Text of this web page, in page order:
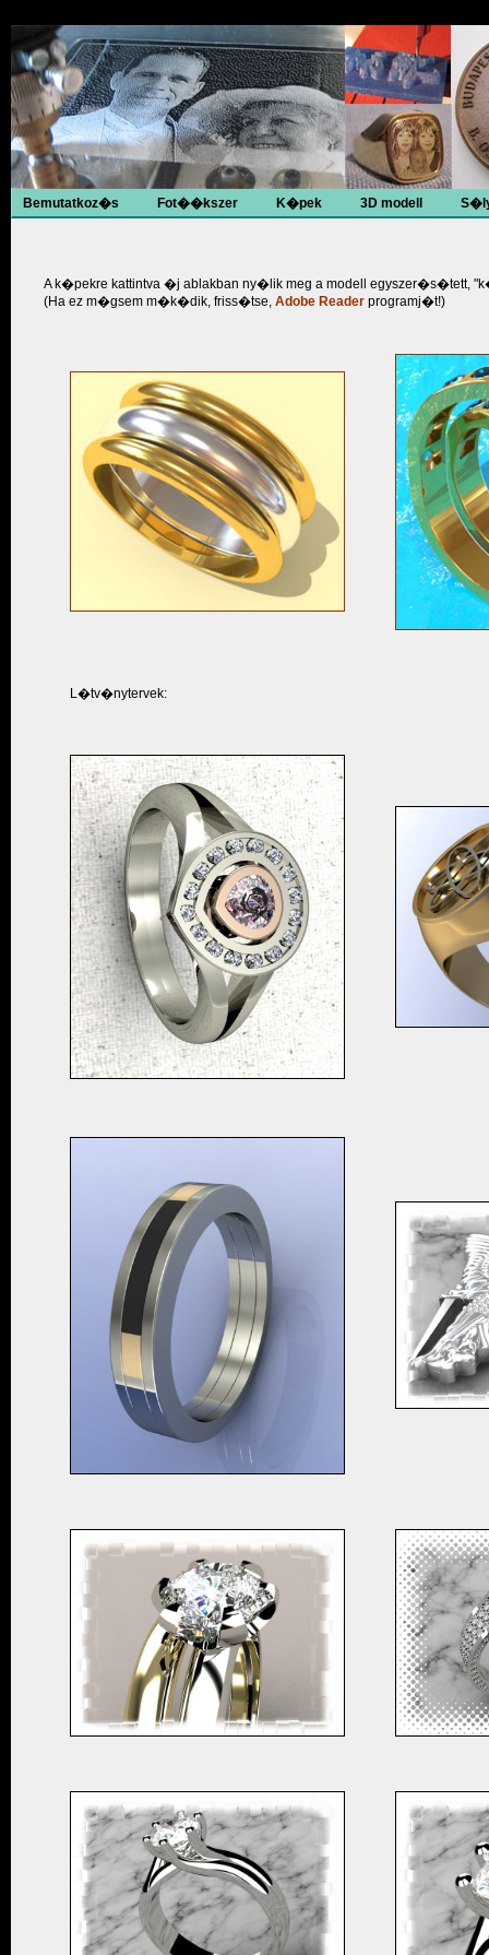
Bemutatkoz�s Fot��kszer K�pek 3D modell
A k�pekre kattintva �j ablakban ny�lik meg a modell egyszer�s�tett,
(Ha ez m�gsem m�k�dik, friss�tse, Adobe Reader programj�t!)
L�tv�nytervek: